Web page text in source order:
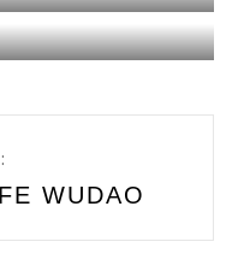
WUDAO